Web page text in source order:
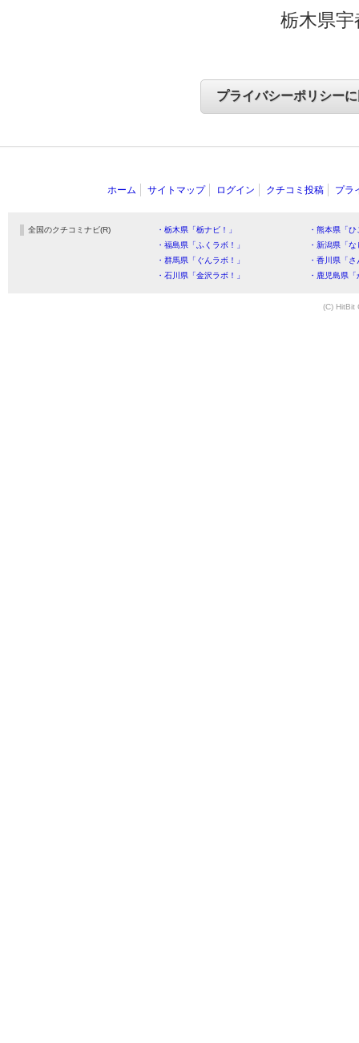
栃木県
ホーム サイトマップ ログイン クチコミ投稿 プラ
全国のクチコミナビ(R) ・栃木県「栃ナビ！」
・熊本県「
・福島県「ふくラボ！」
・新潟県「
・群馬県「ぐんラボ！」
・香川県「
・石川県「金沢ラボ！」
・鹿児島県
(C) HitBit